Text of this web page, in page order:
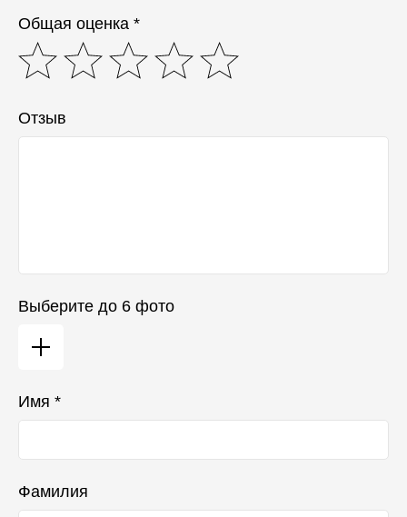
Общая оценка *
Отзыв
Выберите до 6 фото
Имя *
Фамилия